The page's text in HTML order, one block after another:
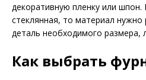
декоративную пленку или шпон.
стеклянная, то материал нужно
деталь необходимого размера,
Как выбрать